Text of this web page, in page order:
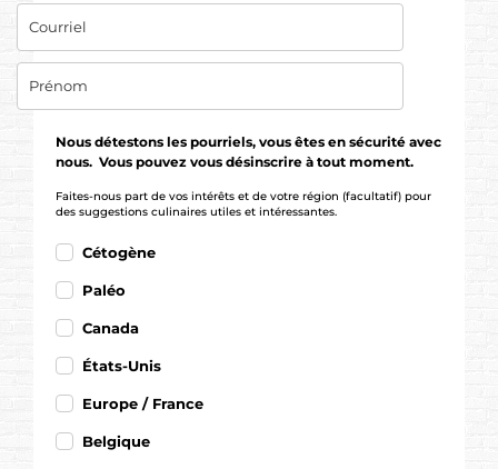
Nous détestons les pourriels, vous êtes en sécurité avec
nous. Vous pouvez vous désinscrire à tout moment.
Faites-nous part de vos intérêts et de votre région (facultatif) pour
des suggestions culinaires utiles et intéressantes.
Cétogène
Paléo
Canada
États-Unis
Europe / France
Belgique